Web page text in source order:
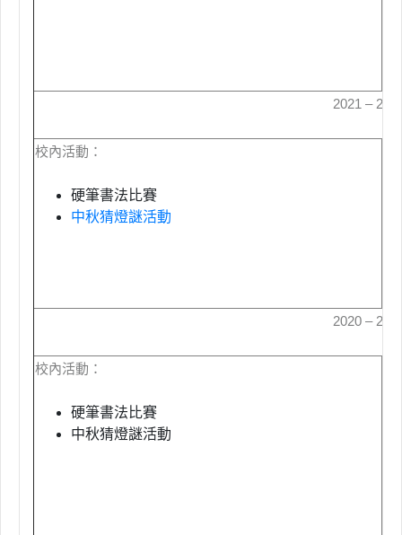
2021 –
校內活動：
硬筆書法比賽
中秋猜燈謎活動
2020 –
校內活動：
硬筆書法比賽
中秋猜燈謎活動